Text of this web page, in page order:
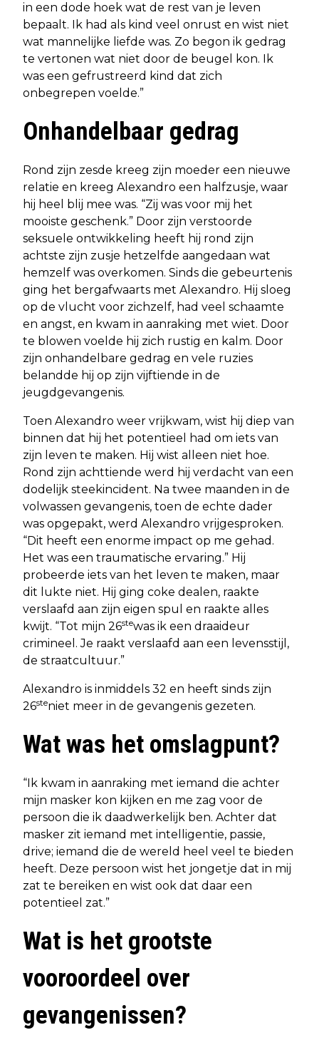
in een dode hoek wat de rest van je leven
bepaalt. Ik had als kind veel onrust en wist niet
wat mannelijke liefde was. Zo begon ik gedrag
te vertonen wat niet door de beugel kon. Ik
was een gefrustreerd kind dat zich
onbegrepen voelde.”
Onhandelbaar gedrag
Rond zijn zesde kreeg zijn moeder een nieuwe
relatie en kreeg Alexandro een halfzusje, waar
hij heel blij mee was. “Zij was voor mij het
mooiste geschenk.” Door zijn verstoorde
seksuele ontwikkeling heeft hij rond zijn
achtste zijn zusje hetzelfde aangedaan wat
hemzelf was overkomen. Sinds die gebeurtenis
ging het bergafwaarts met Alexandro. Hij sloeg
op de vlucht voor zichzelf, had veel schaamte
en angst, en kwam in aanraking met wiet. Door
te blowen voelde hij zich rustig en kalm. Door
zijn onhandelbare gedrag en vele ruzies
belandde hij op zijn vijftiende in de
jeugdgevangenis.
Toen Alexandro weer vrijkwam, wist hij diep van
binnen dat hij het potentieel had om iets van
zijn leven te maken. Hij wist alleen niet hoe.
Rond zijn achttiende werd hij verdacht van een
dodelijk steekincident. Na twee maanden in de
volwassen gevangenis, toen de echte dader
was opgepakt, werd Alexandro vrijgesproken.
“Dit heeft een enorme impact op me gehad.
Het was een traumatische ervaring.” Hij
probeerde iets van het leven te maken, maar
dit lukte niet. Hij ging coke dealen, raakte
verslaafd aan zijn eigen spul en raakte alles
kwijt. “Tot mijn 26stewas ik een draaideur
crimineel. Je raakt verslaafd aan een levensstijl,
de straatcultuur.”
Alexandro is inmiddels 32 en heeft sinds zijn
26steniet meer in de gevangenis gezeten.
Wat was het omslagpunt?
“Ik kwam in aanraking met iemand die achter
mijn masker kon kijken en me zag voor de
persoon die ik daadwerkelijk ben. Achter dat
masker zit iemand met intelligentie, passie,
drive; iemand die de wereld heel veel te bieden
heeft. Deze persoon wist het jongetje dat in mij
zat te bereiken en wist ook dat daar een
potentieel zat.”
Wat is het grootste
vooroordeel over
gevangenissen?